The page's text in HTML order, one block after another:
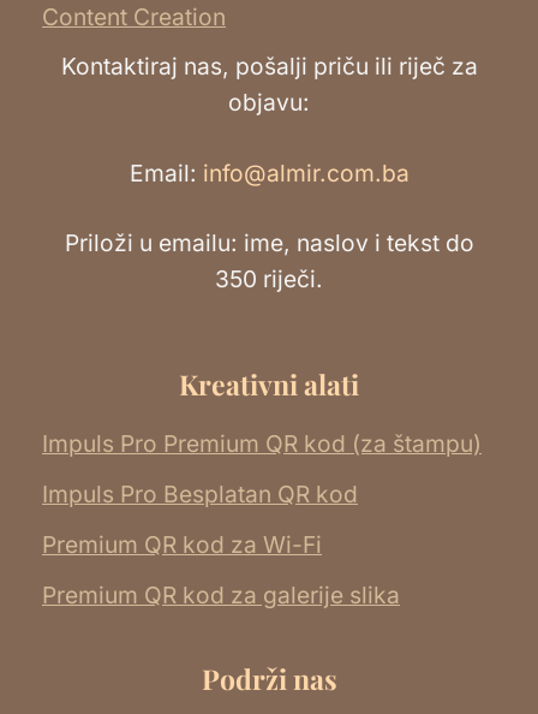
Content Creation
Kontaktiraj nas, pošalji priču ili riječ za
objavu:
Email: info@almir.com.ba
Priloži u emailu: ime, naslov i tekst do
350 riječi.
Kreativni alati
Impuls Pro Premium QR kod (za štampu)
Impuls Pro Besplatan QR kod
Premium QR kod za Wi-Fi
Premium QR kod za galerije slika
Podrži nas